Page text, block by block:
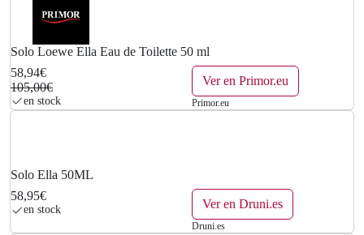
0
5
0
€
€
Solo Loewe Ella Eau de Toilette 50 ml
58,94€
105,00€
en stock
Ver en Primor.eu
Primor.eu
Solo Ella 50ML
58,95€
en stock Ver en Druni.es
Druni.es